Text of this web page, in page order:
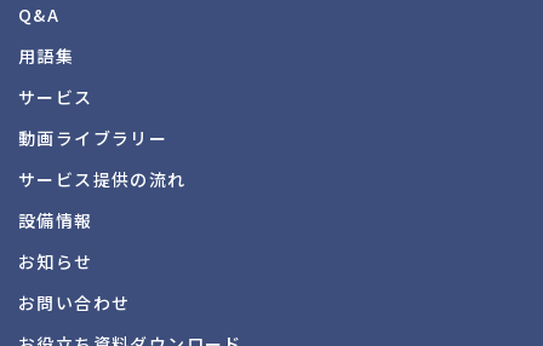
Q&A
用語集
サービス
動画ライブラリー
サービス提供の流れ
設備情報
お知らせ
お問い合わせ